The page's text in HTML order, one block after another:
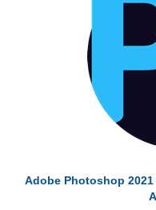
Adobe Photoshop